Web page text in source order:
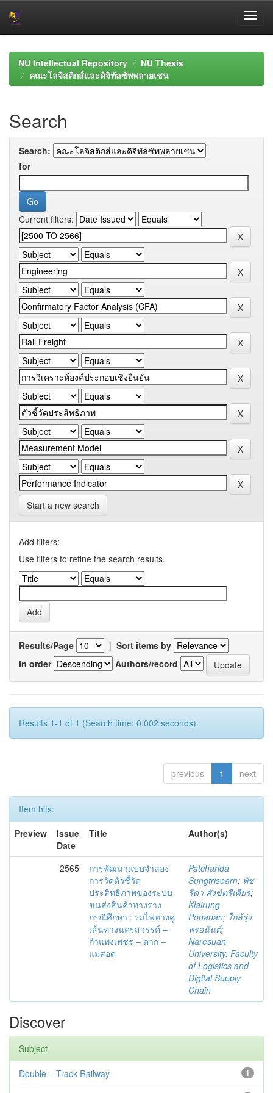
navigationNU Intellectual Repository
NU Thesis
คณะโลจิสติกส์และดิจิทัลซัพพลายเชน
Search
Search:
for
Current filters:
Start a new search
Add filters:
Use filters to refine the search results.
Results/Page | Sort items by
In order
Authors/record
Results 1-1 of 1 (Search time: 0.002 seconds).
previous 1 next
Item hits:
Preview
Issue
Date
Title Author(s)
2565
การพัฒนาแบบจำลอง
การวัดตัวชี้วัด
ประสิทธิภาพของระบบ
ขนส่งสินค้าทางราง
กรณีศึกษา : รถไฟทางคู่
เส้นทางนครสวรรค์ –
กำแพงเพชร – ตาก –
แม่สอด
Patcharida
Sungtrisearn; พัช
ริดา สังข์ตรีเศียร;
Klairung
Ponanan; ใกล้รุ่ง
พรอนันต์;
Naresuan
University. Faculty
of Logistics and
Digital Supply
Chain
Discover
Subject
1
Double – Track Railway